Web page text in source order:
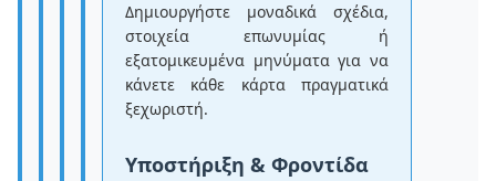
Δημιουργήστε μοναδικά σχέδια,
στοιχεία επωνυμίας ή
εξατομικευμένα μηνύματα για να
κάνετε κάθε κάρτα πραγματικά
ξεχωριστή.
Υποστήριξη & Φροντίδα